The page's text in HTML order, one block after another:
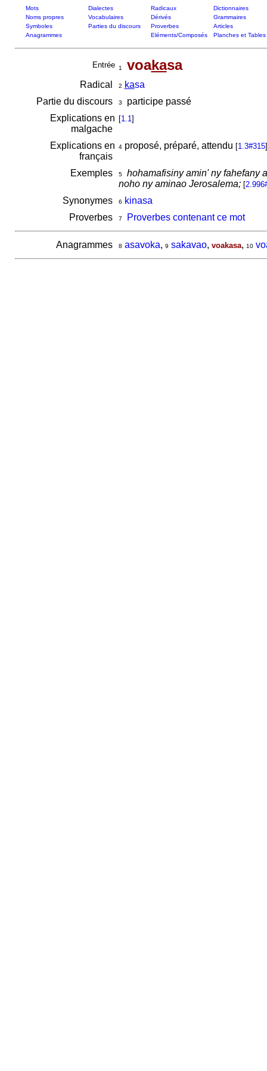
Mots Dialectes Radicaux
Dictionnaires
Noms propres
Vocabulaires Dérivés
Grammaires
Symboles
Parties du discours Proverbes
Articles
Anagrammes
Eléments/Composés Planches et Tables
Entrée 1 voakasa
Radical 2 kasa
Partie du discours
3
participe passé
Explications en
malgache
[1.1]
Explications en
français
4proposé, préparé, attendu [1.3#315]
Exemples 5
hohamafisiny amin' ny fahefany
noho ny aminao Jerosalema; [
Synonymes 6
kinasa
Proverbes
7 Proverbes contenant ce mot
Anagrammes 8 asavoka, 9 sakavao, voakasa, 10